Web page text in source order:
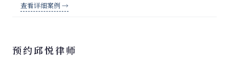
查看详细案例 →
预约邱悦律师